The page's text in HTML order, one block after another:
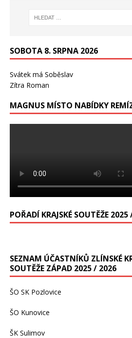
SOBOTA 8. SRPNA 2026
Svátek má Soběslav
Zítra Roman
MAGNUS MÍSTO NABÍDKY
POŘADÍ KRAJSKÉ SOUTĚŽE
SEZNAM ÚČASTNÍKŮ ZLÍNSKÉ
SOUTĚŽE ZÁPAD 2025 / 2026
ŠO SK Pozlovice
ŠO Kunovice
ŠK Sulimov